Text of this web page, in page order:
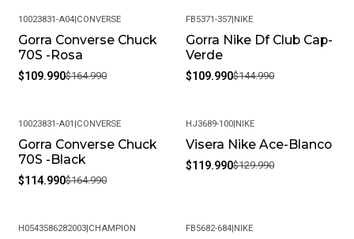
-33%
10023831-A04| CONVERSE
Gorra Converse Chuck
70S -Rosa
$109.990$164.990
-24%
FB5371-357 NIKE
Gorra Nike Df Club Cap-
Verde
$109.990$144.990
-30%
10023831-A01 CONVERSE
Gorra Converse Chuck
70S -Black
$114.990$164.990
-8%
HJ3689-100 NIKE
Visera Nike Ace-Blanco
$119.990$129.990
H0543586282003|CHAMPION FB5682-684|NIKE